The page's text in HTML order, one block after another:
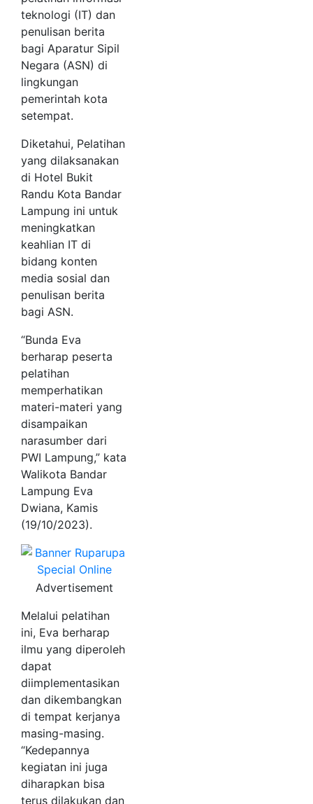
teknologi (IT) dan
penulisan berita
bagi Aparatur Sipil
Negara (ASN) di
lingkungan
pemerintah kota
setempat.
Diketahui, Pelatihan
yang dilaksanakan
di Hotel Bukit
Randu Kota Bandar
Lampung ini untuk
meningkatkan
keahlian IT di
bidang konten
media sosial dan
penulisan berita
bagi ASN.
“Bunda Eva
berharap peserta
pelatihan
memperhatikan
materi-materi yang
disampaikan
narasumber dari
PWI Lampung,” kata
Walikota Bandar
Lampung Eva
Dwiana, Kamis
(19/10/2023).
Advertisement
Melalui pelatihan
ini, Eva berharap
ilmu yang diperoleh
dapat
diimplementasikan
dan dikembangkan
di tempat kerjanya
masing-masing.
“Kedepannya
kegiatan ini juga
diharapkan bisa
terus dilakukan dan